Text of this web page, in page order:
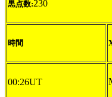
黒点数:230
時間
00:26UT